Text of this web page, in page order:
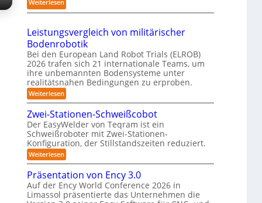
t
r
0
2
t
m
e
s
D
-
S
t
e
r
e
o
-
K
a
m
e
r
a
Weiterlesen
S
u
t
t
l
e
-
S
y
s
t
e
m
ü
r
Leistungsvergleich von militärischer
Bodenrobotik
Bei den European Land Robot Trials (ELROB)
2026 trafen sich 21 internationale Teams, um
ihre unbemannten Bodensysteme unter
realitätsnahen Bedingungen zu erproben.
Weiterlesen:
L
e
i
s
t
u
n
g
s
v
e
r
g
Zwei-Stationen-Schweißcobot
Der EasyWelder von Teqram ist ein
Schweißroboter mit Zwei-Stationen-
Konfiguration, der Stillstandszeiten reduziert.
Weiterlesen:
Z
w
e
i
-
Präsentation von Ency 3.0
Auf der Ency World Conference 2026 in
Limassol präsentierte das Unternehmen die